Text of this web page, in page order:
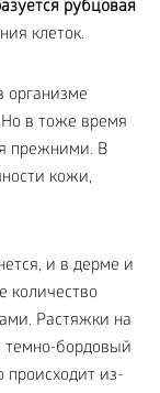
рубцовая
клеток.
организме
Но в тоже время
прежними. В
кожи,
и в дерме и
количество
Растяжки на
темно-бордовый
из-